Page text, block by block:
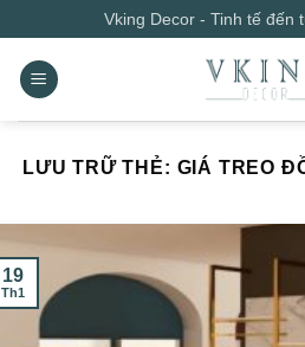
qua
nội
dung
Vking Decor - Tinh tế đến
LƯU TRỮ THẺ: GIÁ TREO
19
Th1